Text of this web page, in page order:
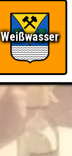
Weißwasser